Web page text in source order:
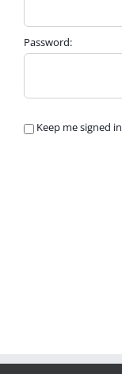
Password:
Keep me signed in